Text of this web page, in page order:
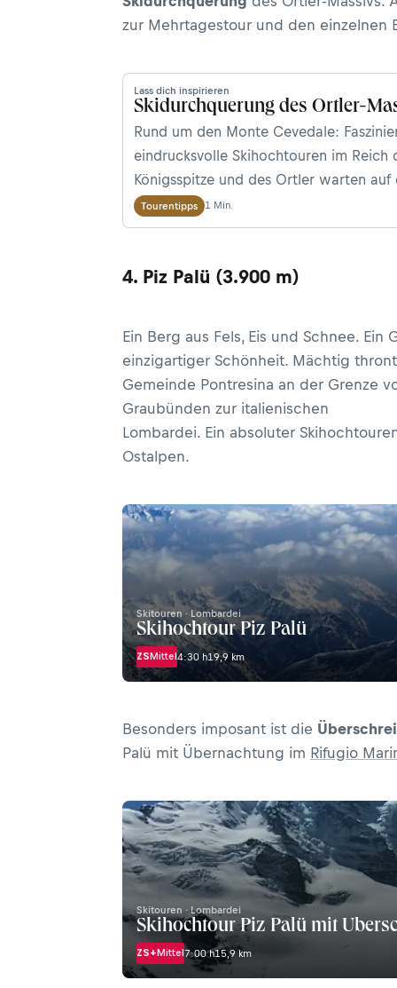
zur Mehrtagestour und den einzelnen
Lass dich inspirieren
Skidurchquerung des Ortler-
Rund um den Monte Cevedale:
eindrucksvolle Skihochtouren im Reich
Königsspitze und des Ortler warten auf
tägigen Tour durch das&nbsp;Ortler-
Tourentipps 1 Min.
4. Piz Palü (3.900 m)
Ein Berg aus Fels, Eis und Schnee. Ein
einzigartiger Schönheit. Mächtig
Gemeinde Pontresina an der Grenze
Graubünden zur italienischen
Lombardei. Ein absoluter
Ostalpen.
Skitouren · Lombardei
Skihochtour Piz Palü
ZSMittel4:30 h19,9 km
Besonders imposant ist die
Palü mit Übernachtung im Rifugio
Skitouren · Lombardei
Skihochtour Piz Palü mit
ZS+Mittel7:00 h15,9 km